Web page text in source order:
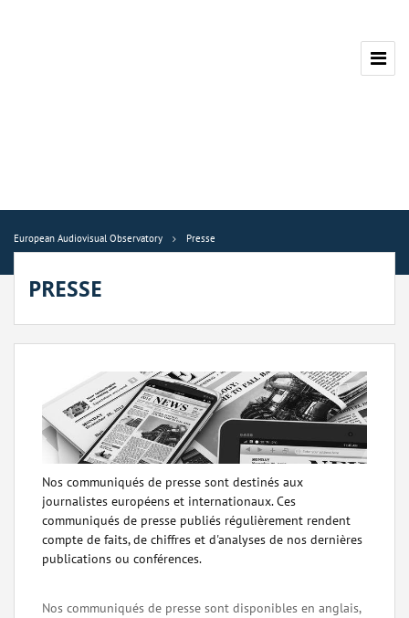
European Audiovisual Observatory Presse
PRESSE
Nos communiqués de presse sont destinés aux
journalistes européens et internationaux. Ces
communiqués de presse publiés régulièrement rendent
compte de faits, de chiffres et d'analyses de nos dernières
publications ou conférences.
Nos communiqués de presse sont disponibles en anglais,